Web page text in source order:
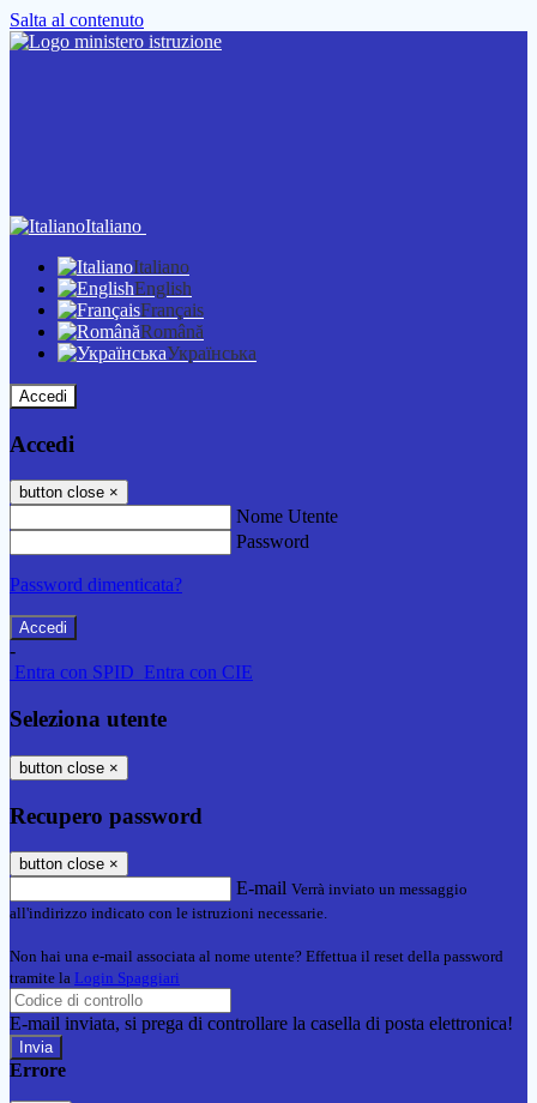
Salta al contenuto
Italiano
Italiano
English
Français
Română
Українська
Accedi
Accedi
button close ×
Nome Utente
Password
Password dimenticata?
-
Entra con SPID Entra con CIE
Seleziona utente
button close ×
Recupero password
button close ×
E-mail Verrà inviato un messaggio
all'indirizzo indicato con le istruzioni necessarie.
Non hai una e-mail associata al nome utente? Effettua il reset della password
tramite la Login Spaggiari
E-mail inviata, si prega di controllare la casella di posta elettronica!
Errore